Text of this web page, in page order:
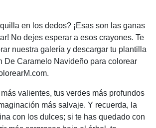
en los dedos? ¡Esas son las ganas
No dejes esperar a esos crayones. Te
nuestra galería y descargar tu plantilla
De Caramelo Navideño para colorear
valientes, tus verdes más profundos
más salvaje. Y recuerda, la
con los dulces; si te has quedado con